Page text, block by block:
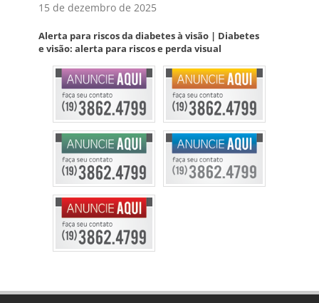
15 de dezembro de 2025
Alerta para riscos da diabetes à visão | Diabetes
e visão: alerta para riscos e perda visual